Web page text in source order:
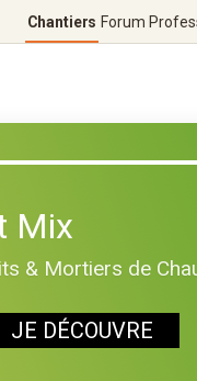
Chantiers Forum
Mix
& Mortiers de
JE DÉCOUVRE